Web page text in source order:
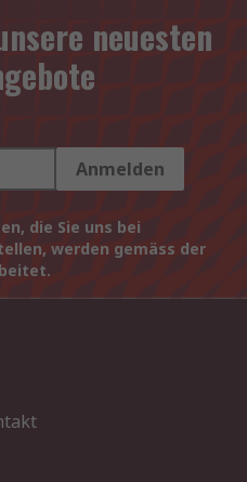
neuesten
Anmelden
die Sie uns bei
werden gemäss der